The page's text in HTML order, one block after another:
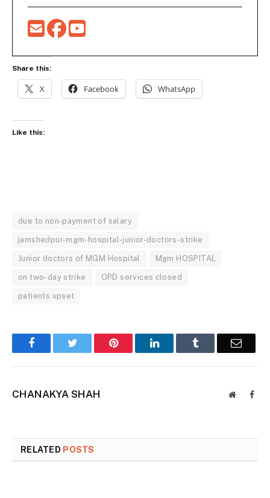
Share this:
X Facebook WhatsApp
Like this:
due to non-payment of salary
jamshedpur-mgm-hospital-junior-doctors-strike
Junior doctors of MGM Hospital Mgm HOSPITAL
on two-day strike OPD services closed
patients upset
FacebookTwitter Pinterest LinkedInTumblr Email
CHANAKYA SHAH Website
RELATED POSTS